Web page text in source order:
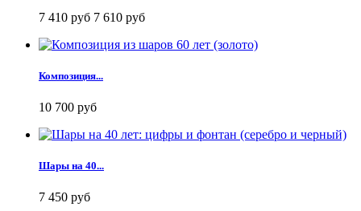
7 410 руб 7 610 руб
Композиция...
10 700 руб
Шары на 40...
7 450 руб